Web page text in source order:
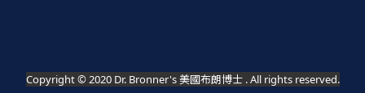
Copyright © 2020 Dr. Bronner's 美國布朗博士 . All rights reserved.